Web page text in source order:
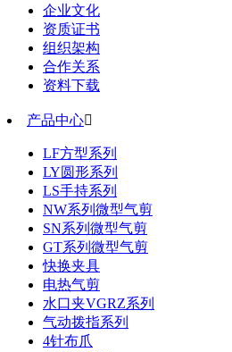
企业文化
资质证书
组织架构
合作关系
资料下载
产品中心
LF方型系列
LY圆形系列
LS手持系列
NW系列微型气剪
SN系列微型气剪
GT系列微型气剪
快换夹具
电热气剪
水口夹VGRZ系列
气动拨指系列
4针布爪